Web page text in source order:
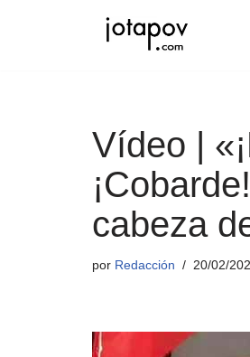
Vídeo |
cabeza
por Redacción 20/02/